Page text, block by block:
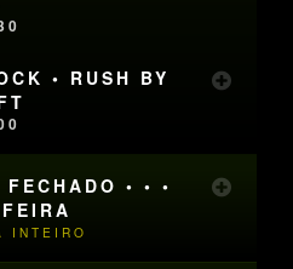
• RUSH BY
• • •
INTEIRO